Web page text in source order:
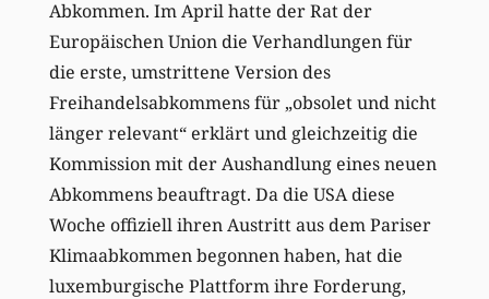
Abkommen. Im April hatte der Rat der
Europäischen Union die Verhandlungen für
die erste, umstrittene Version des
Freihandelsabkommens für „obsolet und nicht
länger relevant“ erklärt und gleichzeitig die
Kommission mit der Aushandlung eines neuen
Abkommens beauftragt. Da die USA diese
Woche offiziell ihren Austritt aus dem Pariser
Klimaabkommen begonnen haben, hat die
luxemburgische Plattform ihre Forderung,